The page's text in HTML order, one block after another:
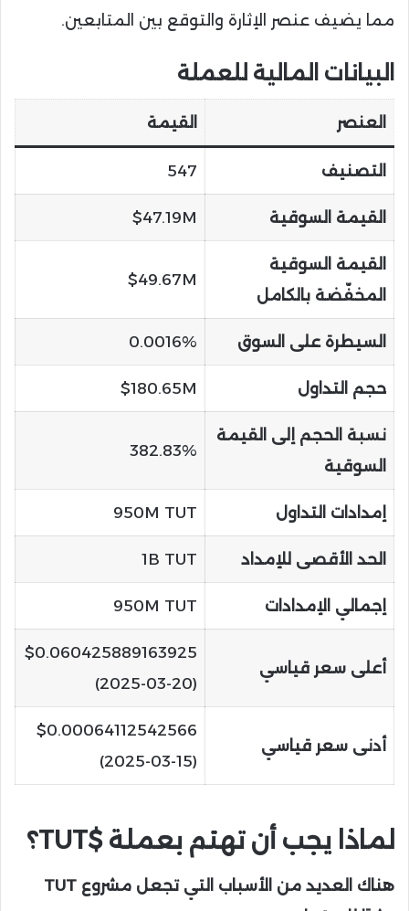
مما يضيف عنصر الإثارة والتوقع بين المتابعين.
البيانات المالية للعملة
العنصر القيمة
التصنيف 547
القيمة السوقية $47.19M
القيمة السوقية
المخفّضة بالكامل
$49.67M
السيطرة على السوق 0.0016%
حجم التداول $180.65M
نسبة الحجم إلى القيمة
السوقية
382.83%
إمدادات التداول 950M TUT
الحد الأقصى للإمداد 1B TUT
إجمالي الإمدادات 950M TUT
أعلى سعر قياسي
$0.060425889163925
(2025-03-20)
أدنى سعر قياسي
$0.00064112542566
(2025-03-15)
لماذا يجب أن تهتم بعملة $TUT؟
هناك العديد من الأسباب التي تجعل مشروع TUT